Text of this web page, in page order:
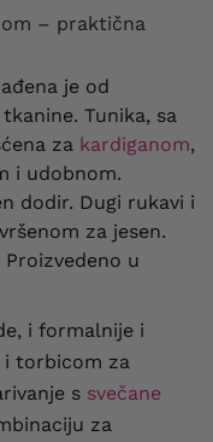
158 cm
rukava 59 cm
kuka 162 cm
rukava 59 cm ,
je od
Tunika, sa
za kardiganom,
i udobnom.
dodir. Dugi rukavi i
za jesen.
u
i formalnije i
i torbicom za
s svečane
za